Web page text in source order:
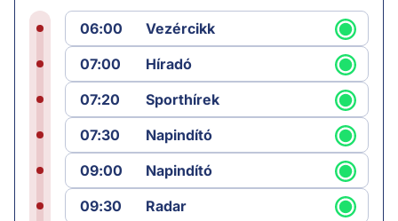
06:00
Vezércikk
07:00
Híradó
07:20
Sporthírek
07:30
Napindító
09:00
Napindító
09:30
Radar